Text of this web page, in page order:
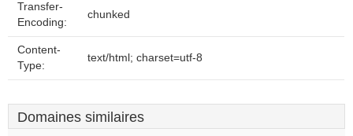
Transfer-
Encoding:
chunked
Content-
Type:
text/html; charset=utf-8
Domaines similaires